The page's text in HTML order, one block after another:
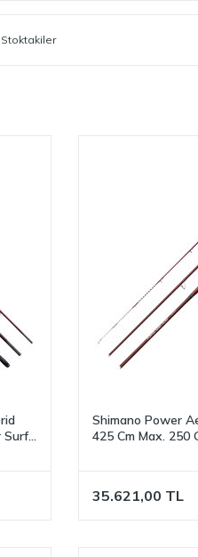
Stoktakiler
Surf
Shimano Power
425 Cm Max. 250
35.621,00 TL